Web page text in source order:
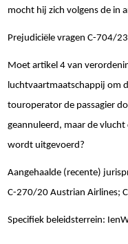
mocht hij zich volgens de in
Prejudiciële vragen C-704/23
Moet artikel 4 van
luchtvaartmaatschappij om
touroperator de passagier
geannuleerd, maar de
wordt uitgevoerd?
Aangehaalde (recente)
C-270/20 Austrian Airlines;
Specifiek beleidsterrein: